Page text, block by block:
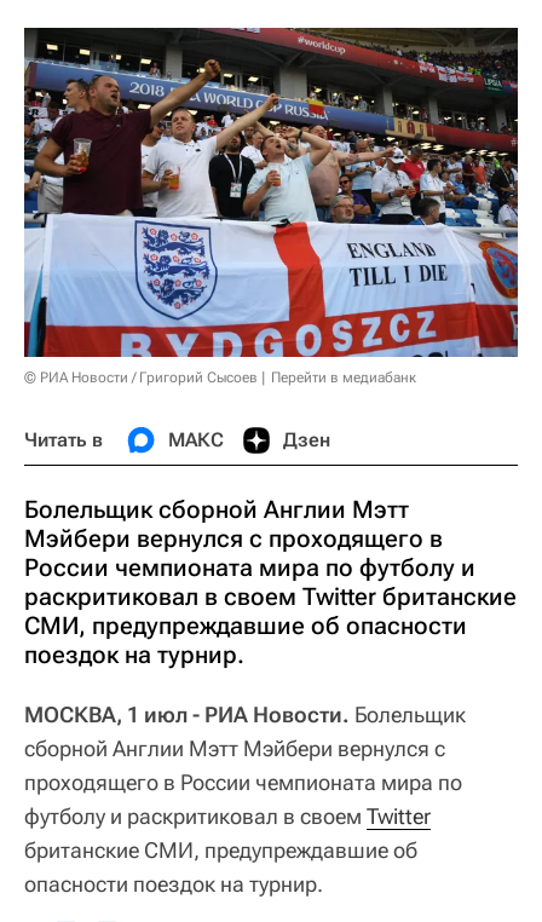
© РИА Новости / Григорий Сысоев Перейти в медиабанк
Читать в МАКС Дзен
Болельщик сборной Англии Мэтт
Мэйбери вернулся с проходящего в
России чемпионата мира по футболу и
раскритиковал в своем Twitter британские
СМИ, предупреждавшие об опасности
поездок на турнир.
МОСКВА, 1 июл - РИА Новости. Болельщик
сборной Англии Мэтт Мэйбери вернулся с
проходящего в России чемпионата мира по
футболу и раскритиковал в своем Twitter
британские СМИ, предупреждавшие об
опасности поездок на турнир.